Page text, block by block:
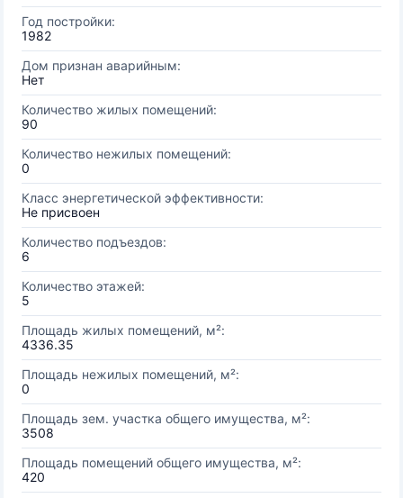
Год постройки:
1982
Дом признан аварийным:
Нет
Количество жилых помещений:
90
Количество нежилых помещений:
0
Класс энергетической эффективности:
Не присвоен
Количество подъездов:
6
Количество этажей:
5
Площадь жилых помещений, м²:
4336.35
Площадь нежилых помещений, м²:
0
Площадь зем. участка общего имущества, м²:
3508
Площадь помещений общего имущества, м²:
420